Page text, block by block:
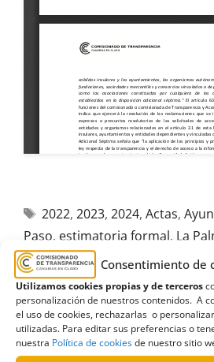
Consentimiento de
Utilizamos cookies propias y de terceros
personalización de nuestros contenidos. A
el uso de cookies, rechazarlas o
utilizadas. Para editar sus preferencias o
nuestra Política de cookiesde nuestro sitio
2022, 2023, 2024, Actas,
Paso, estimatoria formal, La
Terminación
R616/2024